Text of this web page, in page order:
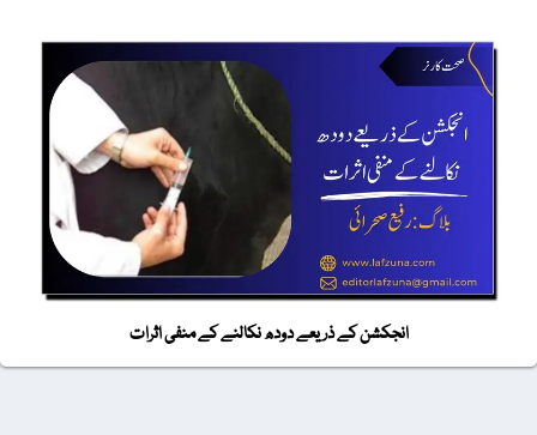
انجکشن کے ذریعے دودھ نکالنے کے منفی اثرات